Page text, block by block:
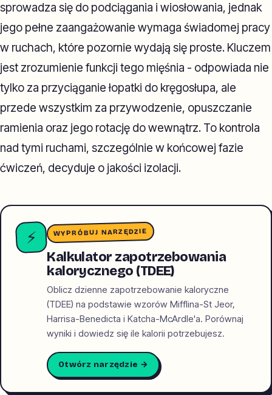
sprowadza się do podciągania i wiosłowania, jednak
jego pełne zaangażowanie wymaga świadomej pracy
w ruchach, które pozornie wydają się proste. Kluczem
jest zrozumienie funkcji tego mięśnia - odpowiada nie
tylko za przyciąganie łopatki do kręgosłupa, ale
przede wszystkim za przywodzenie, opuszczanie
ramienia oraz jego rotację do wewnątrz. To kontrola
nad tymi ruchami, szczególnie w końcowej fazie
ćwiczeń, decyduje o jakości izolacji.
⚡ WYPRÓBUJ NARZĘDZIE
Kalkulator zapotrzebowania
kalorycznego (TDEE)
Oblicz dzienne zapotrzebowanie kaloryczne
(TDEE) na podstawie wzorów Mifflina-St Jeor,
Harrisa-Benedicta i Katcha-McArdle'a. Porównaj
wyniki i dowiedz się ile kalorii potrzebujesz.
Otwórz narzędzie →